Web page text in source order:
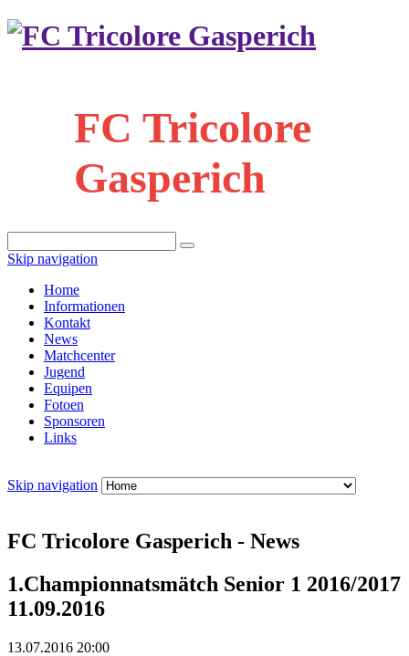
FC Tricolore
Gasperich
Skip navigation
Home
Informationen
Kontakt
News
Matchcenter
Jugend
Equipen
Fotoen
Sponsoren
Links
Skip navigation
FC Tricolore Gasperich - News
1.Championnatsmätch Senior 1 2016/2017
11.09.2016
13.07.2016 20:00